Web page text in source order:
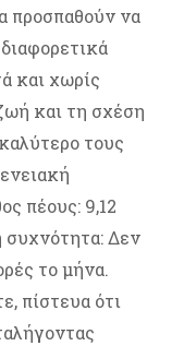
προσπαθούν να
και χωρίς
και τη σχέση
τους
πέους: 9,12
συχνότητα: Δεν
το μήνα.
πίστευα ότι